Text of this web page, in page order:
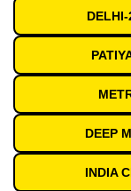
DEEP
INDIA